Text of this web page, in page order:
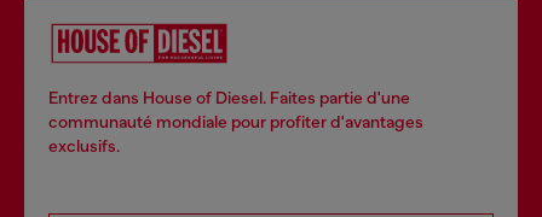
Entrez dans House of Diesel. Faites partie d'une
communauté mondiale pour profiter d'avantages
exclusifs.